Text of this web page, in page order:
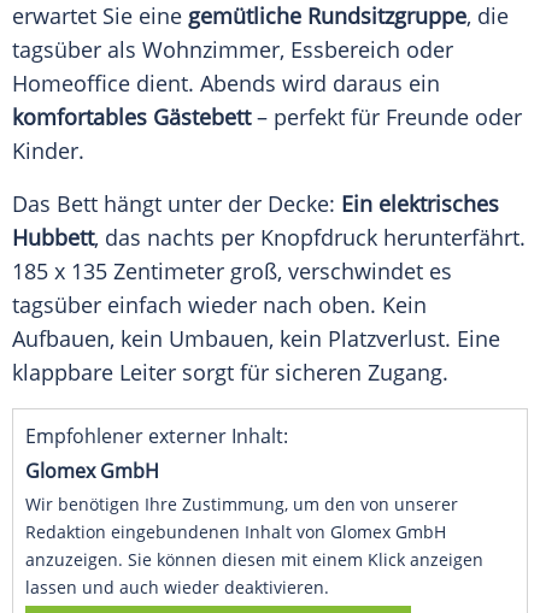
erwartet Sie eine gemütliche Rundsitzgruppe, die
tagsüber als Wohnzimmer, Essbereich oder
Homeoffice dient. Abends wird daraus ein
komfortables Gästebett– perfekt für Freunde oder
Kinder.
Das Bett hängt unter der Decke: Ein elektrisches
Hubbett, das nachts per Knopfdruck herunterfährt.
185 x 135 Zentimeter groß, verschwindet es
tagsüber einfach wieder nach oben. Kein
Aufbauen, kein Umbauen, kein Platzverlust. Eine
klappbare Leiter sorgt für sicheren Zugang.
Empfohlener externer Inhalt:
Glomex GmbH
Wir benötigen Ihre Zustimmung, um den von unserer
Redaktion eingebundenen Inhalt von Glomex GmbH
anzuzeigen. Sie können diesen mit einem Klick anzeigen
lassen und auch wieder deaktivieren.